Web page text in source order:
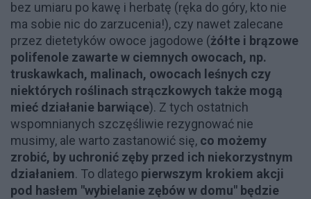
bez umiaru po kawę i herbatę (ręka do góry, kto nie
ma sobie nic do zarzucenia!), czy nawet zalecane
przez dietetyków owoce jagodowe (żółte i brązowe
polifenole zawarte w ciemnych owocach, np.
truskawkach, malinach, owocach leśnych czy
niektórych roślinach strączkowych także mogą
mieć działanie barwiące). Z tych ostatnich
wspomnianych szczęśliwie rezygnować nie
musimy, ale warto zastanowić się, co możemy
zrobić, by uchronić zęby przed ich niekorzystnym
działaniem. To dlatego pierwszym krokiem akcji
pod hasłem "wybielanie zębów w domu" będzie